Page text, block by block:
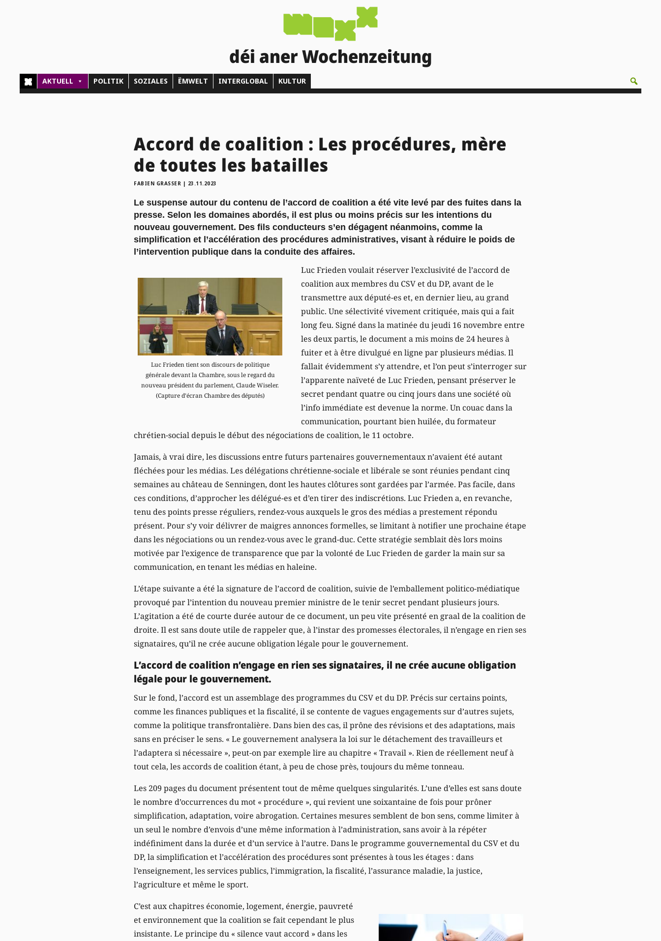
déi aner Wochenzeitung
AKTUELL POLITIK SOZIALES ËMWELT INTERGLOBAL KULTUR
Accord de coalition : Les procédures, mère
de toutes les batailles
FABIEN GRASSER | 23.11.2023
Le suspense autour du contenu de l’accord de coalition a été vite levé par des fuites dans la
presse. Selon les domaines abordés, il est plus ou moins précis sur les intentions du
nouveau gouvernement. Des fils conducteurs s’en dégagent néanmoins, comme la
simplification et l’accélération des procédures administratives, visant à réduire le poids de
l’intervention publique dans la conduite des affaires.
Luc Frieden tient son discours de politique
générale devant la Chambre, sous le regard du
nouveau président du parlement, Claude Wiseler.
(Capture d’écran Chambre des députés)
Luc Frieden voulait réserver l’exclusivité de l’accord de
coalition aux membres du CSV et du DP, avant de le
transmettre aux député-es et, en dernier lieu, au grand
public. Une sélectivité vivement critiquée, mais qui a fait
long feu. Signé dans la matinée du jeudi 16 novembre entre
les deux partis, le document a mis moins de 24 heures à
fuiter et à être divulgué en ligne par plusieurs médias. Il
fallait évidemment s’y attendre, et l’on peut s’interroger sur
l’apparente naïveté de Luc Frieden, pensant préserver le
secret pendant quatre ou cinq jours dans une société où
l’info immédiate est devenue la norme. Un couac dans la
communication, pourtant bien huilée, du formateur
chrétien-social depuis le début des négociations de coalition, le 11 octobre.
Jamais, à vrai dire, les discussions entre futurs partenaires gouvernementaux n’avaient été autant
fléchées pour les médias. Les délégations chrétienne-sociale et libérale se sont réunies pendant cinq
semaines au château de Senningen, dont les hautes clôtures sont gardées par l’armée. Pas facile, dans
ces conditions, d’approcher les délégué-es et d’en tirer des indiscrétions. Luc Frieden a, en revanche,
tenu des points presse réguliers, rendez-vous auxquels le gros des médias a prestement répondu
présent. Pour s’y voir délivrer de maigres annonces formelles, se limitant à notifier une prochaine étape
dans les négociations ou un rendez-vous avec le grand-duc. Cette stratégie semblait dès lors moins
motivée par l’exigence de transparence que par la volonté de Luc Frieden de garder la main sur sa
communication, en tenant les médias en haleine.
L’étape suivante a été la signature de l’accord de coalition, suivie de l’emballement politico-médiatique
provoqué par l’intention du nouveau premier ministre de le tenir secret pendant plusieurs jours.
L’agitation a été de courte durée autour de ce document, un peu vite présenté en graal de la coalition de
droite. Il est sans doute utile de rappeler que, à l’instar des promesses électorales, il n’engage en rien ses
signataires, qu’il ne crée aucune obligation légale pour le gouvernement.
L’accord de coalition n’engage en rien ses signataires, il ne crée aucune obligation
légale pour le gouvernement.
Sur le fond, l’accord est un assemblage des programmes du CSV et du DP. Précis sur certains points,
comme les finances publiques et la fiscalité, il se contente de vagues engagements sur d’autres sujets,
comme la politique transfrontalière. Dans bien des cas, il prône des révisions et des adaptations, mais
sans en préciser le sens. « Le gouvernement analysera la loi sur le détachement des travailleurs et
l’adaptera si nécessaire », peut-on par exemple lire au chapitre « Travail ». Rien de réellement neuf à
tout cela, les accords de coalition étant, à peu de chose près, toujours du même tonneau.
Les 209 pages du document présentent tout de même quelques singularités. L’une d’elles est sans doute
le nombre d’occurrences du mot « procédure », qui revient une soixantaine de fois pour prôner
simplification, adaptation, voire abrogation. Certaines mesures semblent de bon sens, comme limiter à
un seul le nombre d’envois d’une même information à l’administration, sans avoir à la répéter
indéfiniment dans la durée et d’un service à l’autre. Dans le programme gouvernemental du CSV et du
DP, la simplification et l’accélération des procédures sont présentes à tous les étages : dans
l’enseignement, les services publics, l’immigration, la fiscalité, l’assurance maladie, la justice,
l’agriculture et même le sport.
C’est aux chapitres économie, logement, énergie, pauvreté
et environnement que la coalition se fait cependant le plus
insistante. Le principe du « silence vaut accord » dans les